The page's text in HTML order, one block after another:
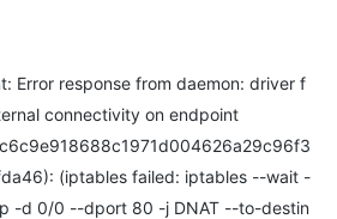
Error response from daemon: driver f
connectivity on endpoint
(iptables failed: iptables --wait -
-d 0/0 --dport 80 -j DNAT --to-destin